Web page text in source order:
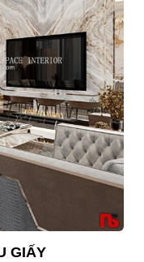
GIẤY